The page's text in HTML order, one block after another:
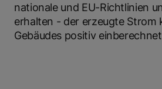
nationale und EU-Richtlinien
erhalten - der erzeugte Strom
Gebäudes positiv